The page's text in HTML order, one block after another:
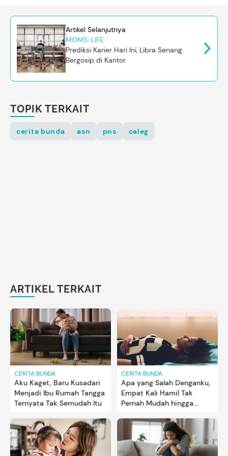
Artikel Selanjutnya
MOMS-LIFE
Prediksi Karier Hari Ini, Libra Senang
Bergosip di Kantor
TOPIK TERKAIT
cerita bunda asn pns caleg
ARTIKEL TERKAIT
CERITA BUNDA
Aku Kaget, Baru Kusadari
Menjadi Ibu Rumah Tangga
Ternyata Tak Semudah Itu
CERITA BUNDA
Apa yang Salah Denganku,
Empat Kali Hamil Tak
Pernah Mudah hingga